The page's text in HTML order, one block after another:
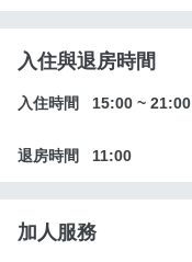
入住與退房時間
入住時間 15:00 ~ 21:00
退房時間 11:00
加人服務